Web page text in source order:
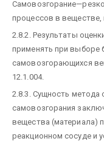
процессов в веществе,
2.8.2. Результаты
применять при выборе
самовозгорающихся
12.1.004.
2.8.3. Сущность метода
самовозгорания
вещества (материала)
реакционном сосуде и